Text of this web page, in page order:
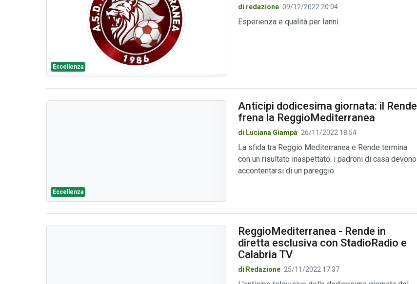
Eccellenza
di redazione 09/12/2022 20:04
Esperienza e qualità per Iannì
Eccellenza
Anticipi dodicesima giornata: il Rende
frena la ReggioMediterranea
di Luciana Giampà 26/11/2022 18:54
La sfida tra Reggio Mediterranea e Rende termina
con un risultato inaspettato: i padroni di casa devono
accontentarsi di un pareggio.
ReggioMediterranea - Rende in
diretta esclusiva con StadioRadio e
Calabria TV
di Redazione 25/11/2022 17:37